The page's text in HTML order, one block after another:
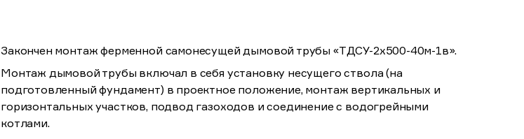
Закончен монтаж ферменной самонесущей дымовой трубы «ТДСУ-2х500-40м-1в».
Монтаж дымовой трубы включал в себя установку несущего ствола (на
подготовленный фундамент) в проектное положение, монтаж вертикальных и
горизонтальных участков, подвод газоходов и соединение с водогрейными
котлами.